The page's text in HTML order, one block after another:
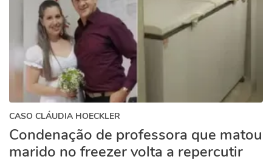
CASO CLÁUDIA HOECKLER
Condenação de professora que matou
marido no freezer volta a repercutir